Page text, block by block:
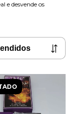
e desvende os